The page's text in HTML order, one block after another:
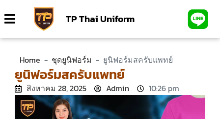
TP Thai Uniform
Home - ชุดยูนิฟอร์ม - ยูนิฟอร์มสครับแพทย์
ยูนิฟอร์มสครับแพทย์
สิงหาคม 28, 2025 Admin 10:26 pm